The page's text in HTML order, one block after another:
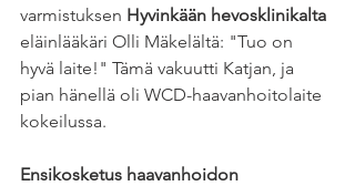
varmistuksen Hyvinkään hevosklinikalta
eläinlääkäri Olli Mäkelältä: "Tuo on
hyvä laite!" Tämä vakuutti Katjan, ja
pian hänellä oli WCD-haavanhoitolaite
kokeilussa.
Ensikosketus haavanhoidon